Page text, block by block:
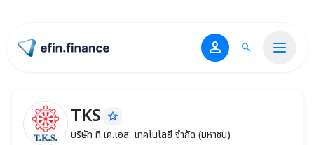
ไปหน้าแรก person search
TKSบริษัท ที.เค.เอส. เทคโนโลยี จำกัด (มหาชน)
TKS star_border
บริษัท ที.เค.เอส. เทคโนโลยี จำกัด (มหาชน)